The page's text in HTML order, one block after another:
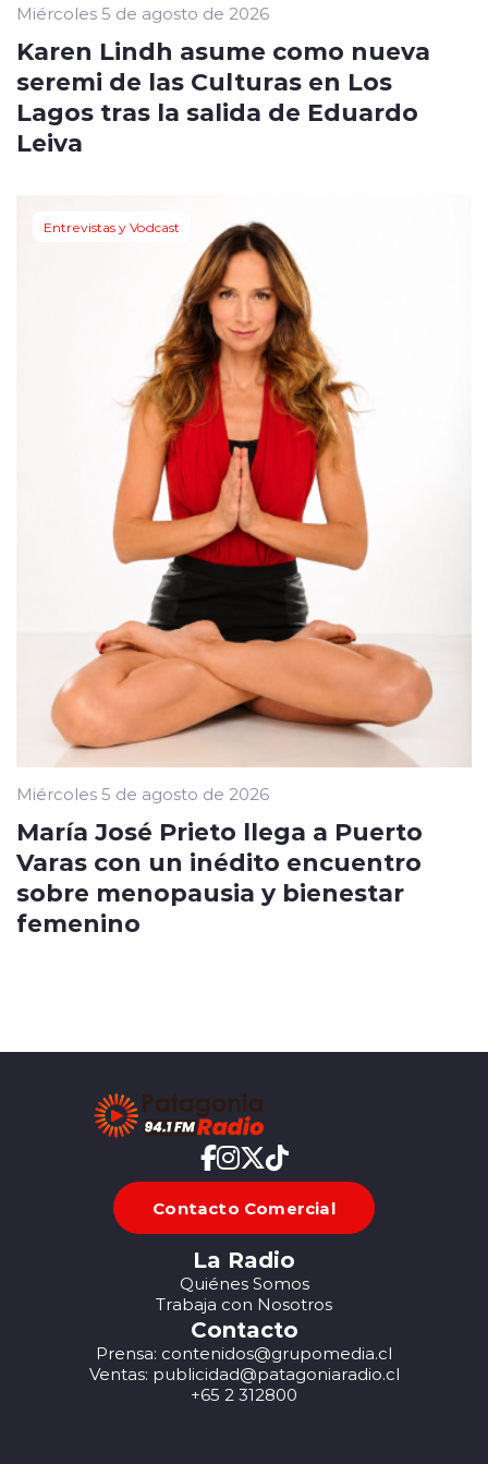
Miércoles 5 de agosto de 2026
Karen Lindh asume como nueva
seremi de las Culturas en Los
Lagos tras la salida de Eduardo
Leiva
Entrevistas y Vodcast
Miércoles 5 de agosto de 2026
María José Prieto llega a Puerto
Varas con un inédito encuentro
sobre menopausia y bienestar
femenino
Contacto Comercial
La Radio
Quiénes Somos
Trabaja con Nosotros
Contacto
Prensa: contenidos@grupomedia.cl
Ventas: publicidad@patagoniaradio.cl
+65 2 312800